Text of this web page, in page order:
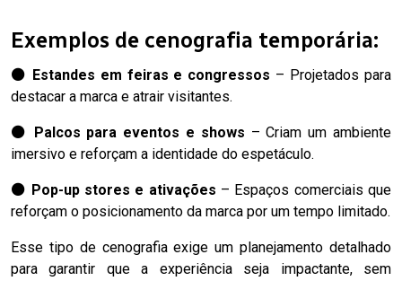
Exemplos de cenografia temporária:
⚫ Estandes em feiras e congressos – Projetados para
destacar a marca e atrair visitantes.
⚫ Palcos para eventos e shows – Criam um ambiente
imersivo e reforçam a identidade do espetáculo.
⚫ Pop-up stores e ativações – Espaços comerciais que
reforçam o posicionamento da marca por um tempo limitado.
Esse tipo de cenografia exige um planejamento detalhado
para garantir que a experiência seja impactante, sem